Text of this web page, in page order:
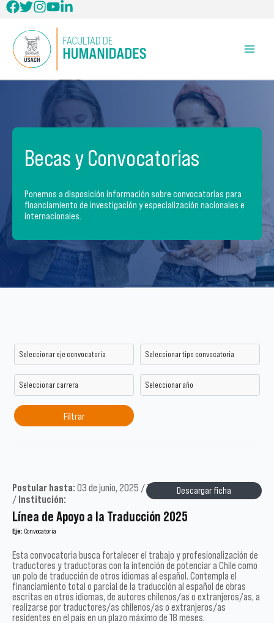
al
contenido
Becas y Convocatorias
Ponemos a disposición información sobre convocatorias para
financiamiento de investigación y especialización nacionales e
internacionales.
Descargar ficha
Postular hasta: 03 de junio, 2025 /Tipo: Académicos /Año:
/ Institución:
Línea de Apoyo a la Traducción 2025
Eje: Convocatoria
Esta convocatoria busca fortalecer el trabajo y profesionalización de
traductores y traductoras con la intención de potenciar a Chile como
un polo de traducción de otros idiomas al español. Contempla el
financiamiento total o parcial de la traducción al español de obras
escritas en otros idiomas, de autores chilenos/as o extranjeros/as, a
realizarse por traductores/as chilenos/as o extranjeros/as
residentes en el país en un plazo máximo de 18 meses.